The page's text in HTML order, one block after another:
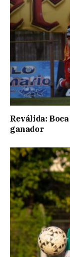
Reválida:
ganador